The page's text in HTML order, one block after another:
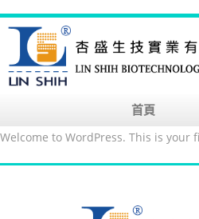
首頁
Welcome to WordPress. This is